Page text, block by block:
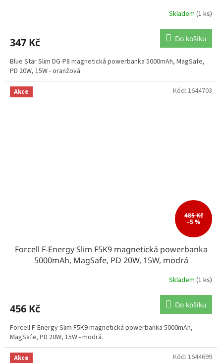
Skladem (1 ks)
347 Kč Do košíku
Blue Star Slim DG-P8 magnetická powerbanka 5000mAh, MagSafe,
PD 20W, 15W - oranžová.
Akce
485 Kč
–5 %
Forcell F-Energy Slim F5K9 magnetická powerbanka
5000mAh, MagSafe, PD 20W, 15W, modrá
Skladem (1 ks)
456 Kč Do košíku
Forcell F-Energy Slim F5K9 magnetická powerbanka 5000mAh,
MagSafe, PD 20W, 15W - modrá.
Kód: 1644703
Akce Kód: 1644699